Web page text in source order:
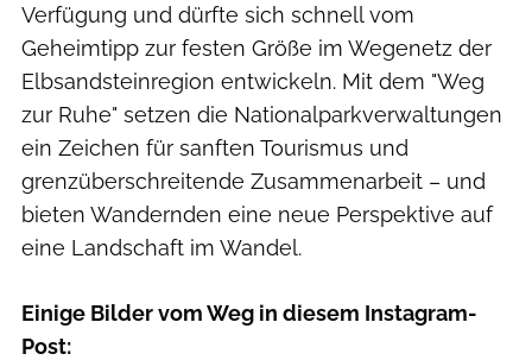
Verfügung und dürfte sich schnell vom
Geheimtipp zur festen Größe im Wegenetz der
Elbsandsteinregion entwickeln. Mit dem "Weg
zur Ruhe" setzen die Nationalparkverwaltungen
ein Zeichen für sanften Tourismus und
grenzüberschreitende Zusammenarbeit – und
bieten Wandernden eine neue Perspektive auf
eine Landschaft im Wandel.
Einige Bilder vom Weg in diesem Instagram-
Post: